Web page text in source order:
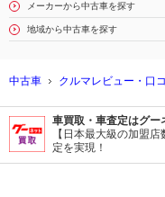
メーカーから中古車を探す
地域から中古車を探す
中古車 クルマレビュー・口
車買取・車査定はグ
【日本最大級の加盟
定を実現！